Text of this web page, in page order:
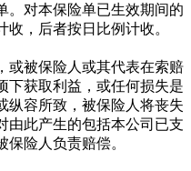
。对本保险单已生效期间的
，后者按日比例计收。
被保险人或其代表在索赔
下获取利益，或任何损失是
纵容所致，被保险人将丧失
由此产生的包括本公司已支
险人负责赔偿。